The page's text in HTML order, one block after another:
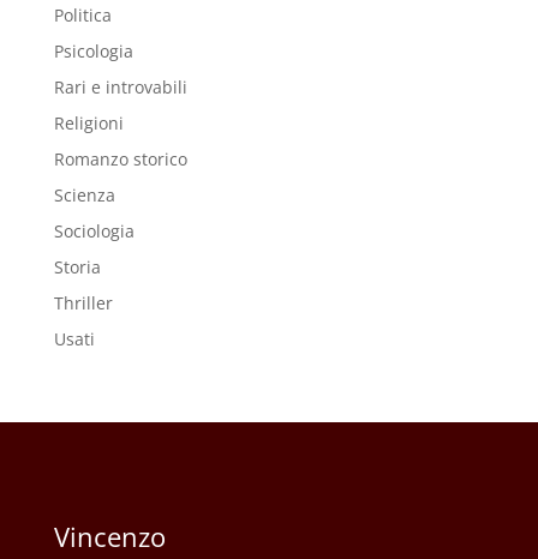
Politica
Psicologia
Rari e introvabili
Religioni
Romanzo storico
Scienza
Sociologia
Storia
Thriller
Usati
Vincenzo